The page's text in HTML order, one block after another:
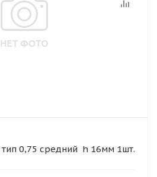
0,75 средний h 16мм 1шт.